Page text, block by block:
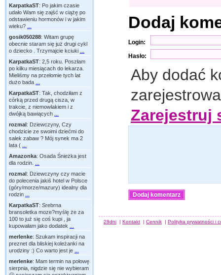
KarpatkaST: Po jakim czasie
udało Wam się zajść w ciążę po
odstawieniu hormonów i w jakim
wieku?
gosik050288: Witam grupę
obecnie staram się już drugi cykl
o dziecko . Trzymajcie kciuki
KarpatkaST: 2,5 roku. Poszłam
po kilku miesiącach do lekarza.
Mieliśmy na przełomie tych lat
dużo bada
KarpatkaST: Tak, chodziłam z
córką przed drugą cisza, w
trakcie, z niemowlakiem i z
dwójką bawiących
rozmal: Dziewczyny, Czy
chodzicie ze swoimi dziećmi do
salek zabaw ? Mój synek ma 2
lata (
Amazonka: Osada Śnieżka jest
dla rodzin.
rozmal: Dziewczyny czy macie
do polecenia jakiś hotel w Polsce
(góry/morze/mazury) idealny dla
rodzin
KarpatkaST: Srebrna
bransoletka moze?myślę że za
100 to już się coś kupi , ja
kupowałam jako dodatek
merlenke: Szukam inspiracji na
preznet dla bliskiej koleżanki na
urodziny :) Co warto jest je
merlenke: Mam termin na połowę
sierpnia, nigdzie się nie wybieram
Dodaj
Login:
Hasło:
Aby dodać
Zarejestruj
28dni | Kontakt | Cennik | Polityka prywatności i